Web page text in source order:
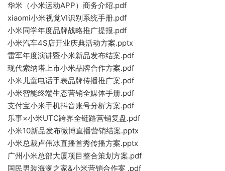
华米（小米运动APP）商务介绍.pdf
xiaomi小米视觉VI识别系统手册.pdf
小米同学年度品牌战略推广提报.pdf
小米汽车4S店开业庆典活动方案.pptx
雷军年度演讲暨小米新品发布结案.pdf
现代索纳塔上市小米品牌合作方案.pdf
小米儿童电话手表品牌传播推广案.pdf
小米智能终端生态营销全媒体手册.pdf
支付宝小米手机抖音账号分析方案.pdf
乐事×小米UTC跨界全链路营销复盘.pdf
小米10新品发布微博直播营销结案.pptx
小米总裁卢伟冰直播首秀传播方案.pptx
广州小米总部大厦项目整合策划方案.pdf
国民男装海澜之家&小米营销合作案 .pdf